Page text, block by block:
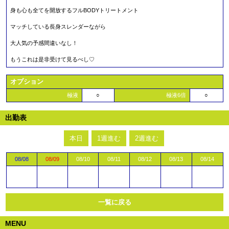
身も心も全てを開放するフルBODYトリートメント
マッチしている長身スレンダーながら
大人気の予感間違いなし！
もうこれは是非受けて見るべし♡
オプション
極液 ○ 極液6倍 ○
出勤表
本日 1週進む 2週進む
08/08 08/09 08/10 08/11 08/12 08/13 08/14
一覧に戻る
MENU